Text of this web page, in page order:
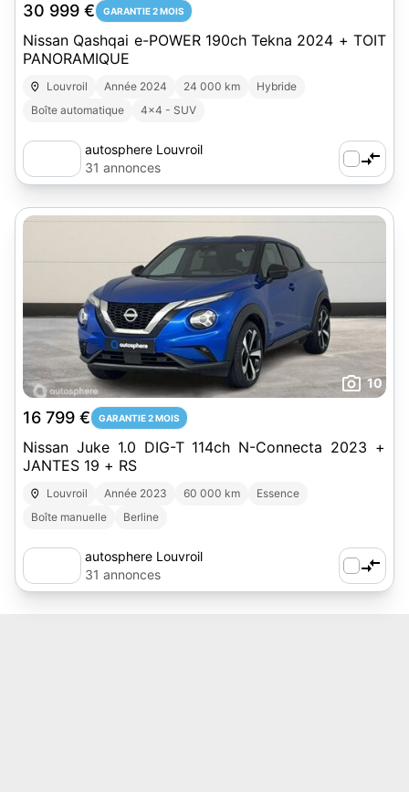
30 999 € GARANTIE 2 MOIS
Nissan Qashqai e-POWER 190ch Tekna 2024 + TOIT
PANORAMIQUE
Louvroil Année 2024 24 000 km
Hybride
Boîte automatique
4x4 - SUV
autosphere Louvroil
31 annonces
10
16 799 € GARANTIE 2 MOIS
Nissan Juke 1.0 DIG-T 114ch N-Connecta 2023 +
JANTES 19 + RS
Louvroil Année 2023 60 000 km
Essence
Boîte manuelle
Berline
autosphere Louvroil
31 annonces